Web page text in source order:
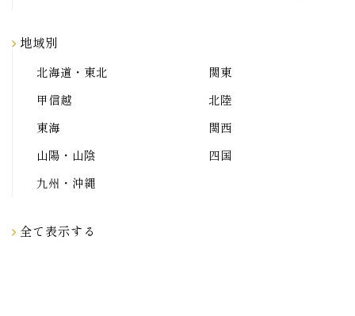
地域別
北海道・東北
関東
甲信越
北陸
東海
関西
山陽・山陰
四国
九州・沖縄
全て表示する